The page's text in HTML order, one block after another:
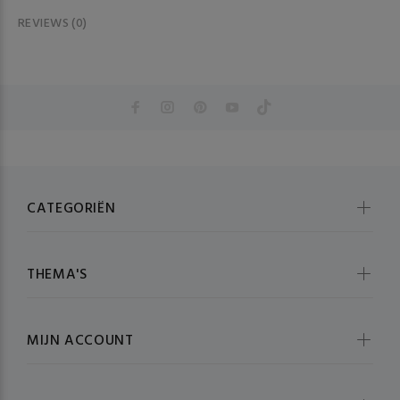
REVIEWS (0)
CATEGORIËN
THEMA'S
MIJN ACCOUNT